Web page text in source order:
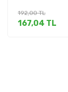
192,00TL
167,04 TL